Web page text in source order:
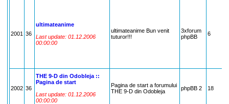
2001 36
ultimateanime
Last update: 01.12.2006
00:00:00
ultimateanime Bun venit
tuturor!!!
3xforum
phpBB
6
2002 36
THE 9-D din Odobleja ::
Pagina de start
Last update: 01.12.2006
00:00:00
Pagina de start a forumului
THE 9-D din Odobleja
phpBB 2 18